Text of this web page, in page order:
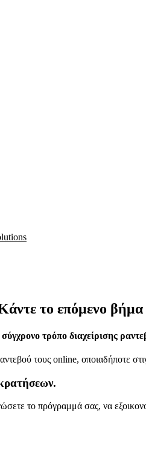
το επόμενο
τρόπο διαχείρισης
τους online, οποιαδήποτε
το πρόγραμμά σας, να